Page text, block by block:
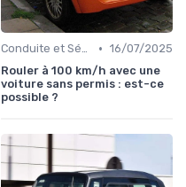
Conduite et Sécurité • 16/07/2025
Rouler à 100 km/h avec une
voiture sans permis : est-ce
possible ?